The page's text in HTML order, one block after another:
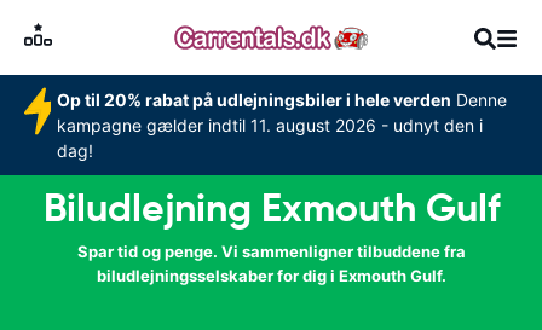
Op til 20% rabat på udlejningsbiler i hele verden Denne
kampagne gælder indtil 11. august 2026 - udnyt den i
dag!
Biludlejning Exmouth Gulf
Spar tid og penge. Vi sammenligner tilbuddene fra
biludlejningsselskaber for dig i Exmouth Gulf.